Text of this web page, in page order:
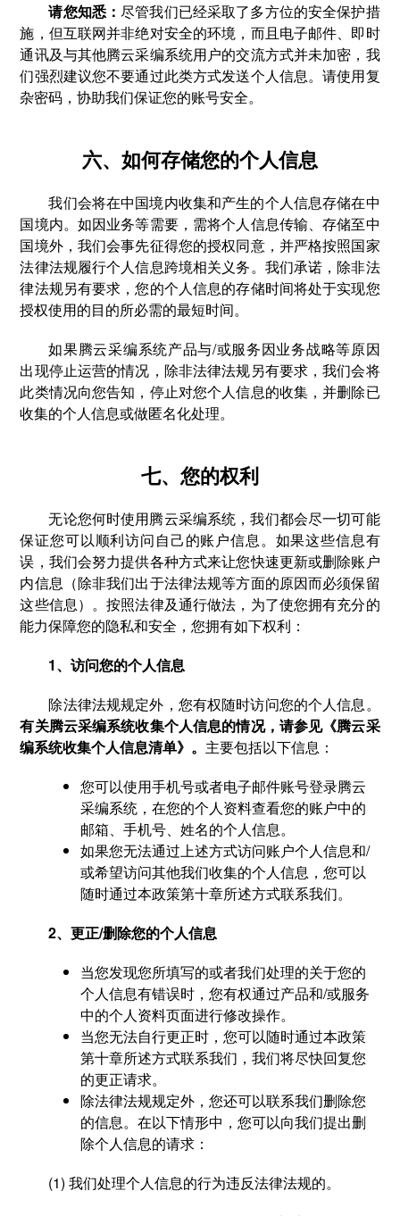
请您知悉：尽管我们已经采取了多方位的安全保护措
施，但互联网并非绝对安全的环境，而且电子邮件、即时
通讯及与其他腾云采编系统用户的交流方式并未加密，我
们强烈建议您不要通过此类方式发送个人信息。请使用复
杂密码，协助我们保证您的账号安全。
六、如何存储您的个人信息
我们会将在中国境内收集和产生的个人信息存储在中
国境内。如因业务等需要，需将个人信息传输、存储至中
国境外，我们会事先征得您的授权同意，并严格按照国家
法律法规履行个人信息跨境相关义务。我们承诺，除非法
律法规另有要求，您的个人信息的存储时间将处于实现您
授权使用的目的所必需的最短时间。
如果腾云采编系统产品与/或服务因业务战略等原因
出现停止运营的情况，除非法律法规另有要求，我们会将
此类情况向您告知，停止对您个人信息的收集，并删除已
收集的个人信息或做匿名化处理。
七、您的权利
无论您何时使用腾云采编系统，我们都会尽一切可能
保证您可以顺利访问自己的账户信息。如果这些信息有
误，我们会努力提供各种方式来让您快速更新或删除账户
内信息（除非我们出于法律法规等方面的原因而必须保留
这些信息）。按照法律及通行做法，为了使您拥有充分的
能力保障您的隐私和安全，您拥有如下权利：
1、访问您的个人信息
除法律法规规定外，您有权随时访问您的个人信息。
有关腾云采编系统收集个人信息的情况，请参见《腾云采
编系统收集个人信息清单》。 主要包括以下信息：
您可以使用手机号或者电子邮件账号登录腾云
采编系统，在您的个人资料查看您的账户中的
邮箱、手机号、姓名的个人信息。
如果您无法通过上述方式访问账户个人信息和/
或希望访问其他我们收集的个人信息，您可以
随时通过本政策第十章所述方式联系我们。
2、更正/删除您的个人信息
当您发现您所填写的或者我们处理的关于您的
个人信息有错误时，您有权通过产品和/或服务
中的个人资料页面进行修改操作。
当您无法自行更正时，您可以随时通过本政策
第十章所述方式联系我们，我们将尽快回复您
的更正请求。
除法律法规规定外，您还可以联系我们删除您
的信息。在以下情形中，您可以向我们提出删
除个人信息的请求：
(1) 我们处理个人信息的行为违反法律法规的。